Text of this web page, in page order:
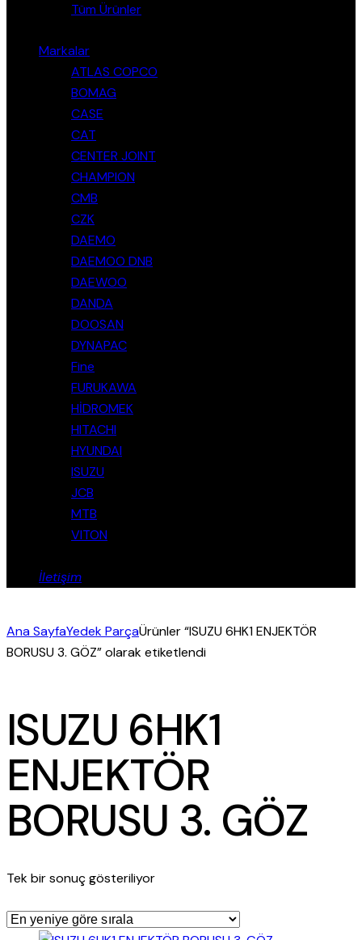
Tüm Ürünler
Markalar
ATLAS COPCO
BOMAG
CASE
CAT
CENTER JOINT
CHAMPION
CMB
CZK
DAEMO
DAEMOO DNB
DAEWOO
DANDA
DOOSAN
DYNAPAC
Fine
FURUKAWA
HİDROMEK
HITACHI
HYUNDAI
ISUZU
JCB
MTB
VITON
İletişim
Ana SayfaYedek ParçaÜrünler “ISUZU 6HK1 ENJEKTÖR
BORUSU 3. GÖZ” olarak etiketlendi
ISUZU 6HK1
ENJEKTÖR
BORUSU 3. GÖZ
Tek bir sonuç gösteriliyor